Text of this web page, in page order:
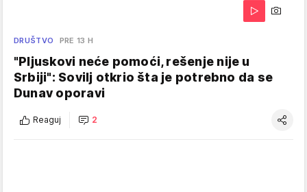
DRUŠTVO PRE 13 H
"Pljuskovi neće pomoći, rešenje nije u
Srbiji": Sovilj otkrio šta je potrebno da se
Dunav oporavi
Reaguj 2